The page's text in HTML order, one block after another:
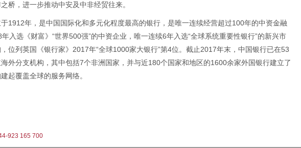
桥，进一步推动中安及中非经贸往来。
1912年，是中国国际化和多元化程度最高的银行，是唯一连续经营超过100年的中资金融
入选《财富》“世界500强”的中资企业，唯一连续6年入选“全球系统重要性银行”的新兴市
位列英国《银行家》2017年“全球1000家大银行”第4位。截止2017年末，中国银行已在53
外分支机构，其中包括7个非洲国家，并与近180个国家和地区的1600余家外国银行建立了
起覆盖全球的服务网络。
923 165 700